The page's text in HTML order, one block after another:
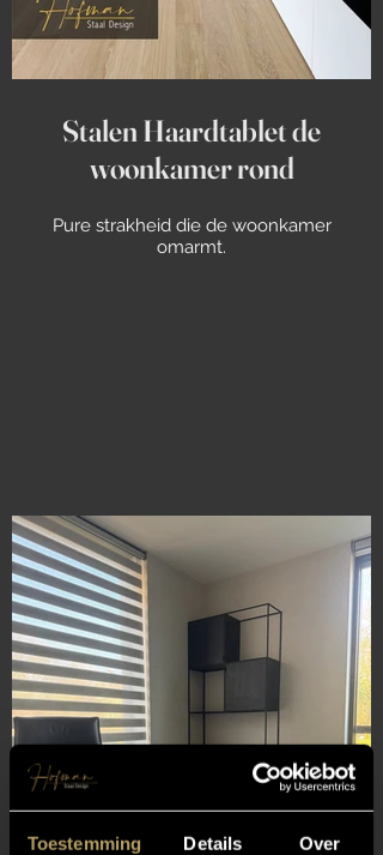
Toestemming Details Over
Stalen Haardtablet de
woonkamer rond
Pure strakheid die de woonkamer
omarmt.